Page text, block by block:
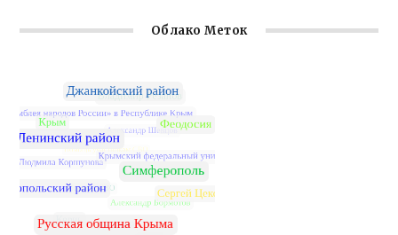
Облако Меток